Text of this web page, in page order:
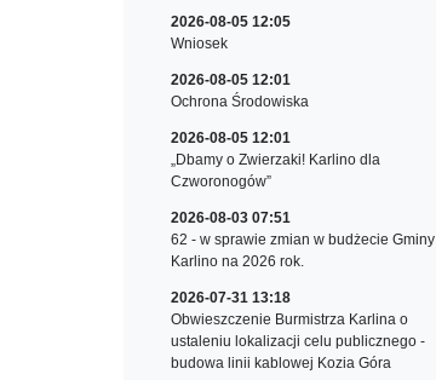
2026-08-05 12:05
Wniosek
2026-08-05 12:01
Ochrona Środowiska
2026-08-05 12:01
„Dbamy o Zwierzaki! Karlino dla
Czworonogów”
2026-08-03 07:51
62 - w sprawie zmian w budżecie Gminy
Karlino na 2026 rok.
2026-07-31 13:18
Obwieszczenie Burmistrza Karlina o
ustaleniu lokalizacji celu publicznego -
budowa linii kablowej Kozia Góra